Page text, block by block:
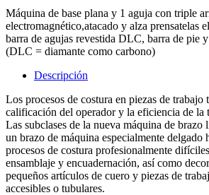
Máquina de base plana y 1 aguja con triple
electromagnético,atacado y alza prensatelas
barra de agujas revestida DLC, barra de pie
(DLC = diamante como carbono)
Descripción
Los procesos de costura en piezas de trabajo
calificación del operador y la eficiencia de la
Las subclases de la nueva máquina de
un brazo de máquina especialmente delgado
procesos de costura profesionalmente
ensamblaje y encuadernación, así como
pequeños artículos de cuero y piezas de
accesibles o tubulares.